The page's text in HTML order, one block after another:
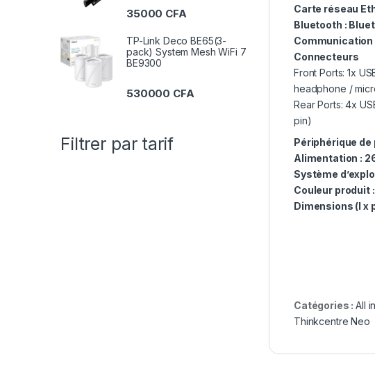
Carte réseau
Bluetooth :
Communication
Connecteurs
Front Ports: 1x
headphone /
Rear Ports: 4x
pin)
Périphérique de
Alimentation :
Système
Couleur produit
Dimensions (l x
Catégories :All
Thinkcentre Neo
35000 CFA
TP-Link Deco BE65(3-
pack) System Mesh WiFi 7
BE9300
530000 CFA
Filtrer par tarif